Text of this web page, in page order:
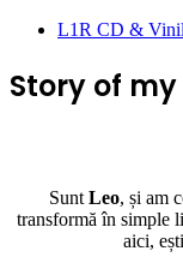
L1R CD & Vinil
Story of
SuntLeo, și am
transformă în simple
aici,